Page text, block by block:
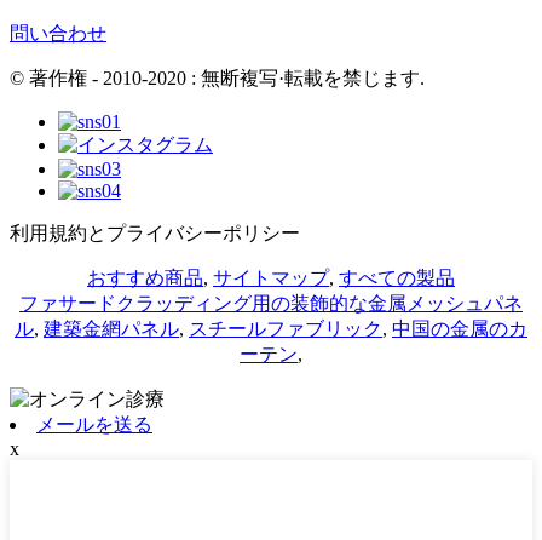
問い合わせ
© 著作権 - 2010-2020 : 無断複写·転載を禁じます.
利用規約とプライバシーポリシー
おすすめ商品, サイトマップ, すべての製品
ファサードクラッディング用の装飾的な金属メッシュパネ
ル, 建築金網パネル, スチールファブリック, 中国の金属のカ
ーテン,
メールを送る
x